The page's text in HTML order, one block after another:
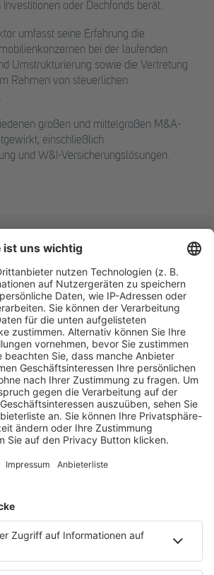
oder Dachfonds berät.
umfasst seine Erfahrung die
bei der laufenden
Umstrukturierung sowie die Vertretung
Rahmen von steuerlichen
großen und mittelgroßen M&A-
einschließlich
und W&I-Versicherungslösungen.
und Wirtschaft
Main